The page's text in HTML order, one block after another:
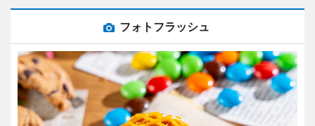
フォトフラッシュ